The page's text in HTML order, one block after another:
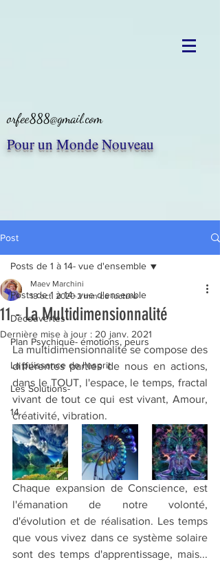
orfee888@gmail.com
Pour un Monde Nouveau
Post
Posts de 1 à 14- vue d'ensemble
Découvertes
Plan Psychique- émotions, peurs
La puissance de l'esprit
Les Solutions-
14
Posts de 1 à 14- vue d'ensemble
11 - La Multidimensionnalité
Maev Marchini
18 oct. 2020 2 min de lecture
Dernière mise à jour : 20 janv. 2021
La multidimensionnalité se compose des
différentes parties de nous en actions,
dans le TOUT, l'espace, le temps, fractal
vivant de tout ce qui est vivant, Amour,
créativité, vibration.
Chaque expansion de Conscience, est
l'émanation de notre volonté,
d'évolution et de réalisation. Les temps
que vous vivez dans ce système solaire
sont des temps d'apprentissage, mais...